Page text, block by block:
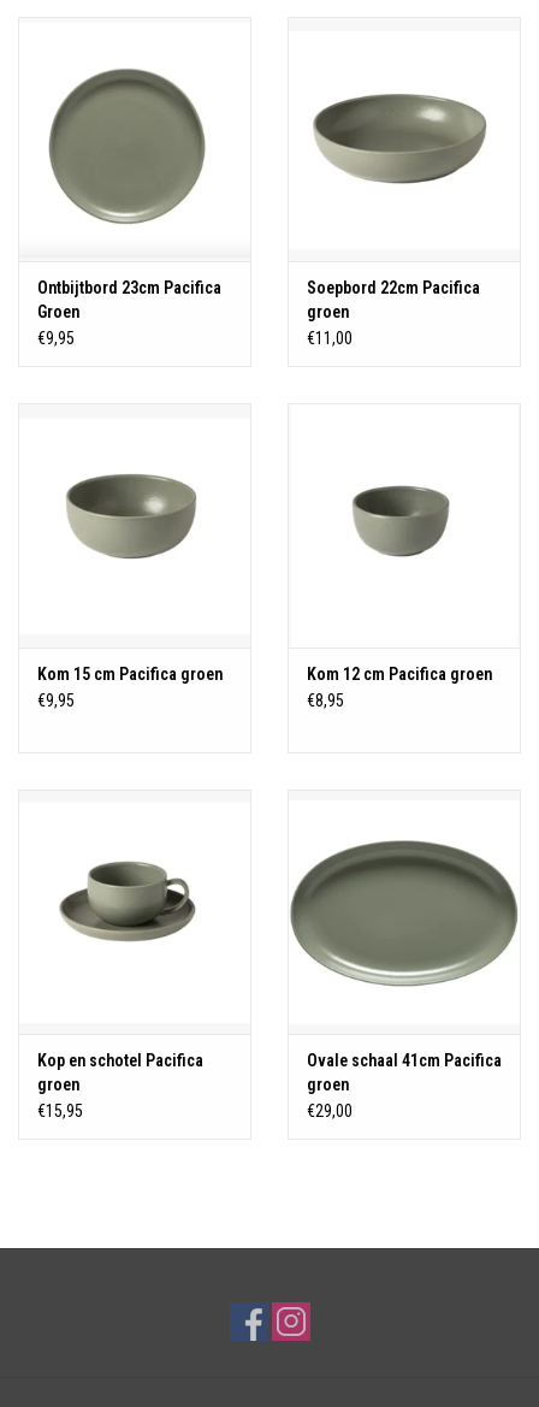
Ontbijtbord 23cm Pacifica
Groen
€9,95
Soepbord 22cm Pacifica
groen
€11,00
Kom 15 cm Pacifica groen
€9,95
Kom 12 cm Pacifica groen
€8,95
Kop en schotel Pacifica
groen
€15,95
Ovale schaal 41cm Pacifica
groen
€29,00